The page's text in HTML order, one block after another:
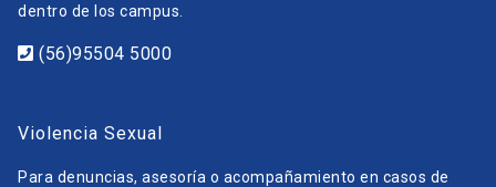
dentro de los campus.
(56)95504 5000
Violencia Sexual
Para denuncias, asesoría o acompañamiento en casos de